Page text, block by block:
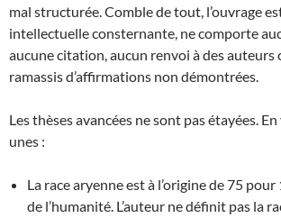
mal structurée. Comble de tout, l’ouvrage
intellectuelle consternante, ne comporte
aucune citation, aucun renvoi à des auteurs
ramassis d’affirmations non démontrées.
Les thèses avancées ne sont pas étayées.
unes :
La race aryenne est à l’origine de 75
de l’humanité. L’auteur ne définit pas la